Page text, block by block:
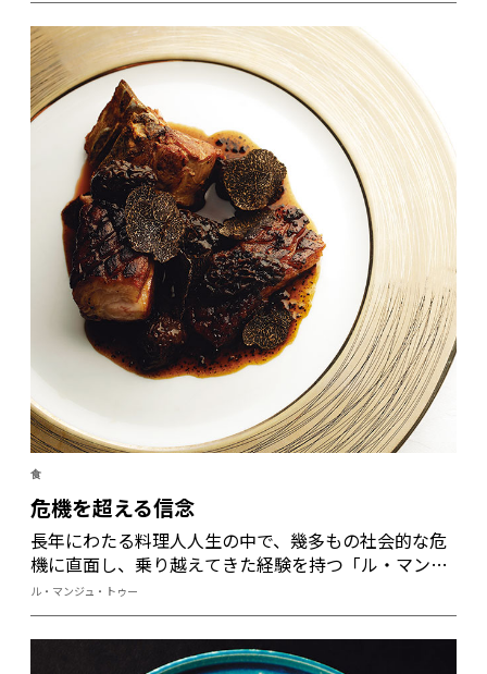
チをチャンスに変えた料理人の一人だ。また「食のサ
ステナブル」という課題に意欲的に取り組むことでも
知られる。
食
危機を超える信念
長年にわたる料理人人生の中で、幾多もの社会的な危
機に直面し、乗り越えてきた経験を持つ「ル・マン
ジュ・トゥー」の谷昇氏。コロナ禍でも動じず、日頃
から自分に厳しく課している料理人としてのあるべき
姿勢を貫く。その一方で、料理自体は変化し続ける。
年を重ねても、料理人として成長する意思は衰えな
ル・マンジュ・トゥー